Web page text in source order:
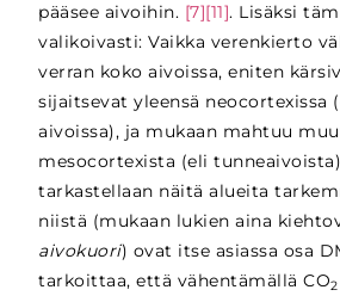
pääsee aivoihin. [7][11]. Lisäksi
valikoivasti: Vaikka verenkierto
verran koko aivoissa, eniten
sijaitsevat yleensä neocortexissa
aivoissa), ja mukaan mahtuu
mesocortexista (eli
tarkastellaan näitä alueita
niistä (mukaan lukien aina
aivokuori) ovat itse asiassa osa
tarkoittaa, että vähentämällä CO2